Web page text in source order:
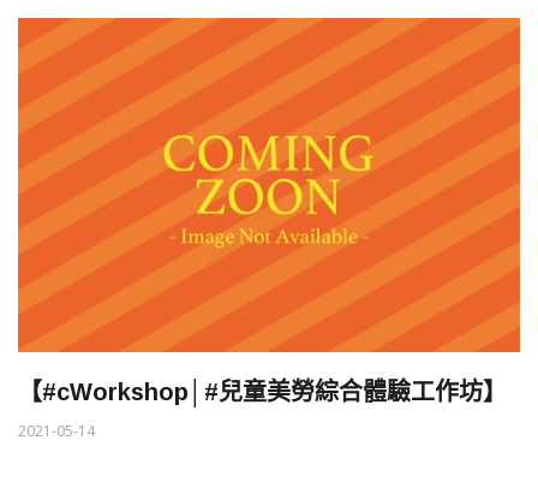
【#cWorkshop│#兒童美勞綜合體驗工作坊】
2021-05-14